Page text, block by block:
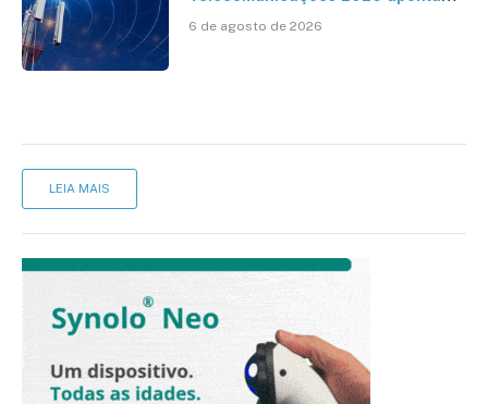
mantém desafio
6 de agosto de 2026
LEIA MAIS